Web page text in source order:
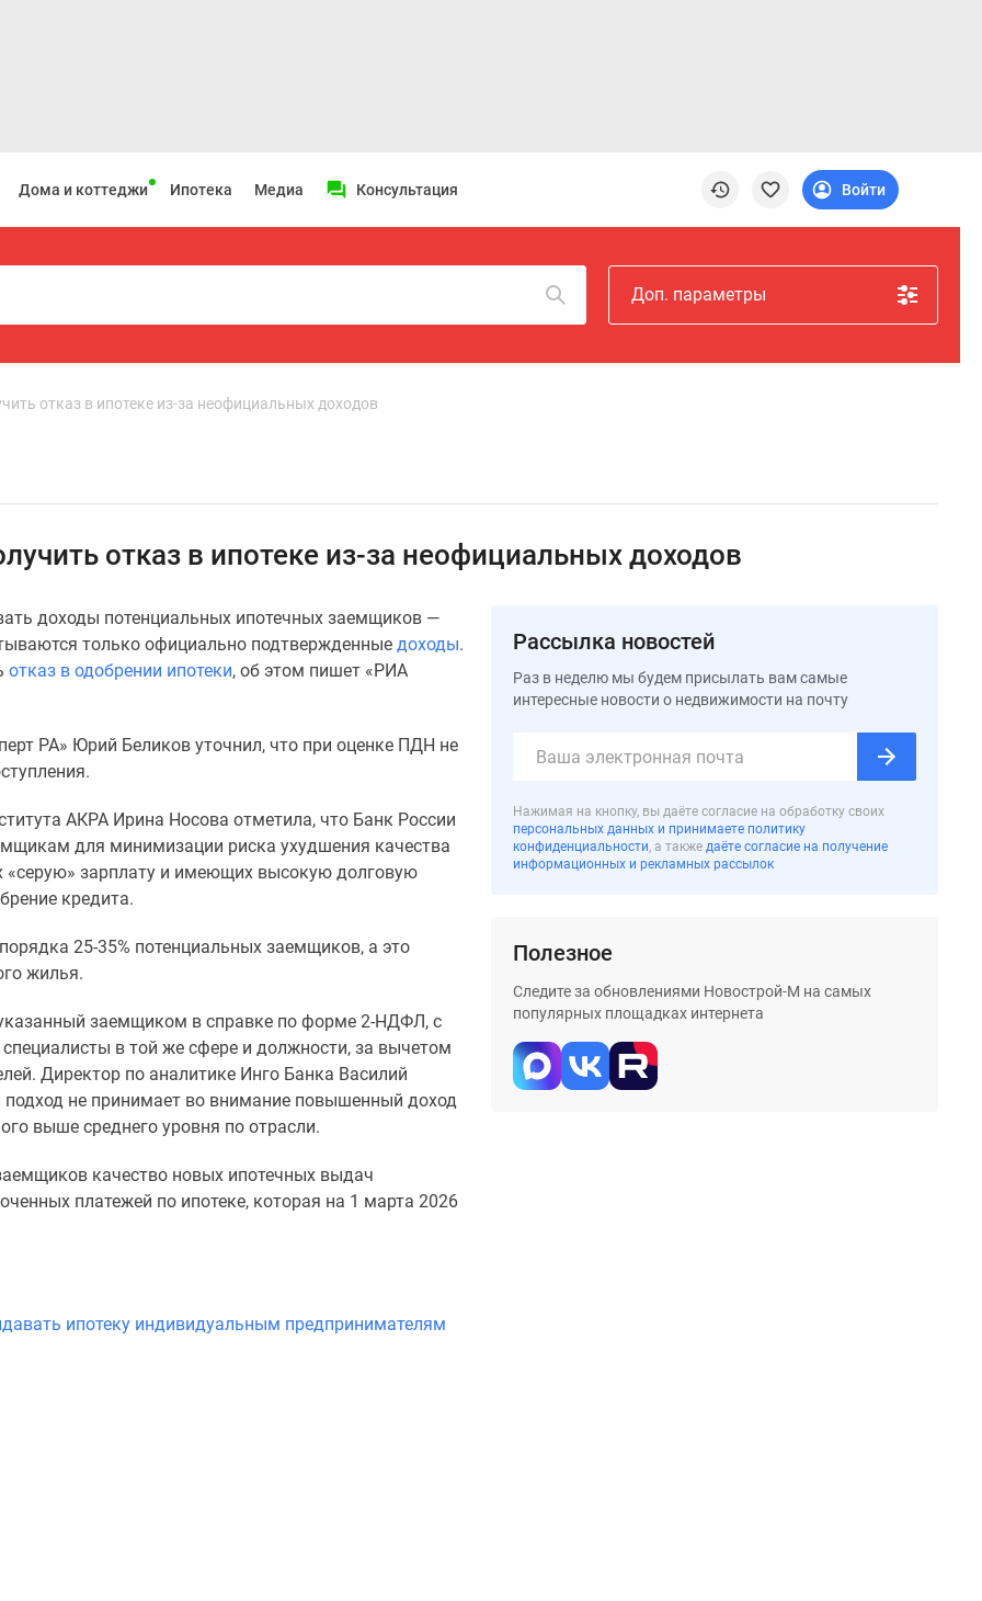
Дома и коттеджи Ипотека Медиа Консультация Войти
Доп. параметры
отказ в ипотеке из-за неофициальных доходов
отказ в ипотеке из-за неофициальных доходов
доходы потенциальных ипотечных заемщиков —
только официально подтвержденные доходы.
отказ в одобрении ипотеки, об этом пишет «РИА
РА» Юрий Беликов уточнил, что при оценке ПДН не
АКРА Ирина Носова отметила, что Банк России
для минимизации риска ухудшения качества
«серую» зарплату и имеющих высокую долговую
кредита.
25-35% потенциальных заемщиков, а это
жилья.
заемщиком в справке по форме 2-НДФЛ, с
в той же сфере и должности, за вычетом
Директор по аналитике Инго Банка Василий
не принимает во внимание повышенный доход
выше среднего уровня по отрасли.
качество новых ипотечных выдач
платежей по ипотеке, которая на 1 марта 2026
ипотеку индивидуальным предпринимателям
Рассылка новостей
Раз в неделю мы будем присылать вам самые
интересные новости о недвижимости на почту
Нажимая на кнопку, вы даёте согласие на обработку своих
персональных данных и принимаете политику
конфиденциальности, а также даёте согласие на получение
информационных и рекламных рассылок
Полезное
Следите за обновлениями Новострой-М на самых
популярных площадках интернета